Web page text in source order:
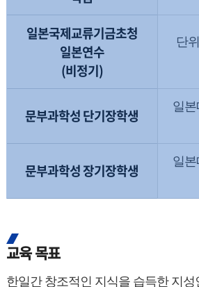
일본국제교류기금초청
일본연수
(비정기)
단
문부과학성 단기장학생
일
문부과학성 장기장학생
일
교육 목표
한일간 창조적인 지식을 습득한 지